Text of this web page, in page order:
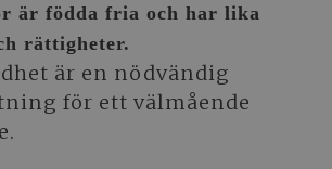
är födda fria och har lika
rättigheter.
är en nödvändig
för ett välmående